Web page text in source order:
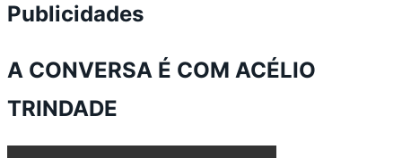
Publicidades
A CONVERSA É COM ACÉLIO
TRINDADE